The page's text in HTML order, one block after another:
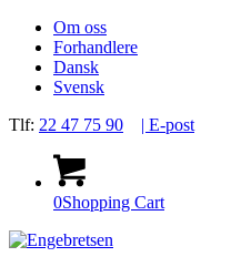
Om oss
Forhandlere
Dansk
Svensk
Tlf: 22 47 75 90 | E-post
0Shopping Cart